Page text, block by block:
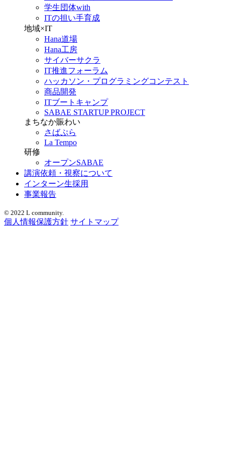
学生団体with
ITの担い手育成
地域×IT
Hana道場
Hana工房
サイバーサクラ
IT推進フォーラム
ハッカソン・プログラミングコンテスト
商品開発
ITブートキャンプ
SABAE STARTUP PROJECT
まちなか賑わい
さばぷら
La Tempo
研修
オープンSABAE
講演依頼・視察について
インターン生採用
事業報告
© 2022 L community.
個人情報保護方針 サイトマップ